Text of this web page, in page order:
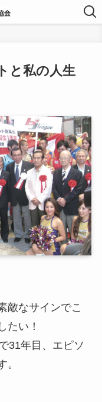
と私の人生
敵なサインでこ
たい！
31年目、エピソ
。